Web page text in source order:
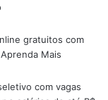
gratuitos com
Mais
com vagas